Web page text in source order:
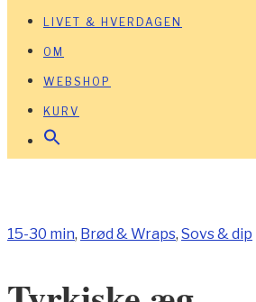
LIVET & HVERDAGEN
OM
WEBSHOP
KURV
15-30 min, Brød & Wraps, Sovs & dip